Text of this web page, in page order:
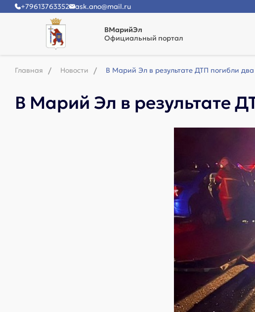
+79613763352 ask.ano@mail.ru
ВМарийЭл
Официальный портал
Главная Новости В Марий Эл в результате ДТП погибли два
В Марий Эл в результате